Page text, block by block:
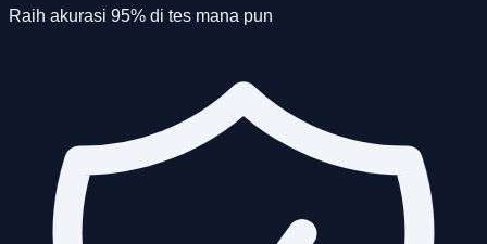
Raih akurasi 95% di tes mana pun